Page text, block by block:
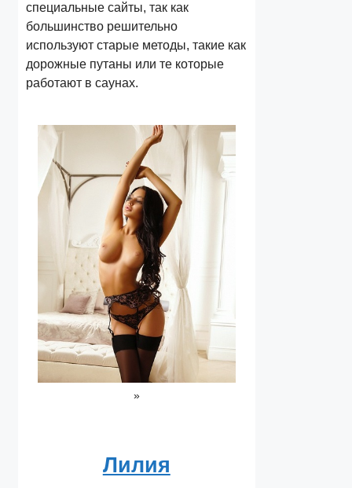
специальные сайты, так как
большинство решительно
используют старые методы, такие как
дорожные путаны или те которые
работают в саунах.
»
Лилия